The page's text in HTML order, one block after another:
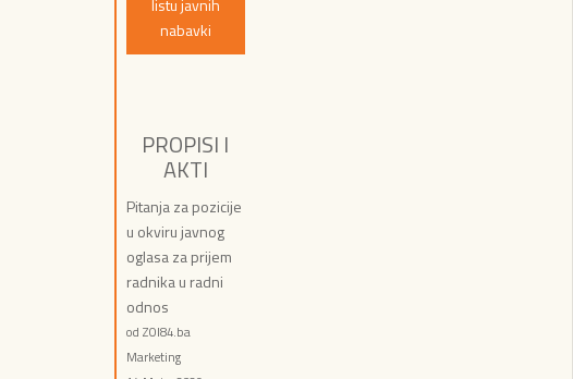
listu javnih
nabavki
PROPISI I
AKTI
Pitanja za pozicije
u okviru javnog
oglasa za prijem
radnika u radni
odnos
od ZOI84.ba
Marketing